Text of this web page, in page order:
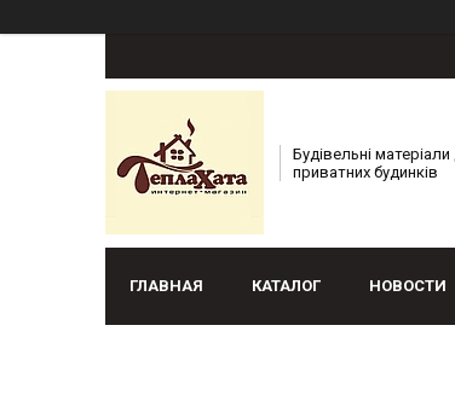
Будівельні
приватних будинків
ГЛАВНАЯ КАТАЛОГ НОВОСТИ